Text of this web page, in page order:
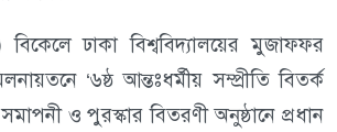
ঢাকা বিশ্ববিদ্যালয়ের মুজাফফর
‘৬ষ্ঠ আন্তঃধর্মীয় সম্প্রীতি বিতর্ক
ও পুরস্কার বিতরণী অনুষ্ঠানে প্রধান